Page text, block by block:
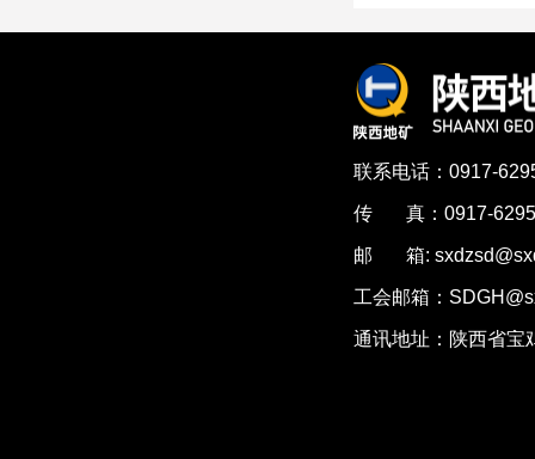
联系电话：0917-
传 真：0917-
邮 箱:
工会邮箱：
通讯地址：陕西省宝